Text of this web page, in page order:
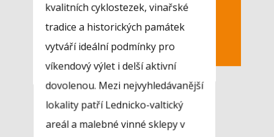
kvalitních cyklostezek, vinařské
tradice a historických památek
vytváří ideální podmínky pro
víkendový výlet i delší aktivní
dovolenou. Mezi nejvyhledávanější
lokality patří Lednicko-valtický
areál a malebné vinné sklepy v